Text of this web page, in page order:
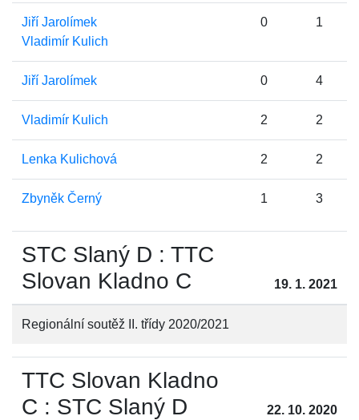
Jiří Jarolímek
Vladimír Kulich
0 1
Jiří Jarolímek 0 4
Vladimír Kulich 2 2
Lenka Kulichová 2 2
Zbyněk Černý 1 3
STC Slaný D : TTC
Slovan Kladno C
19. 1. 2021
Regionální soutěž II. třídy 2020/2021
TTC Slovan Kladno
C : STC Slaný D
22. 10. 2020